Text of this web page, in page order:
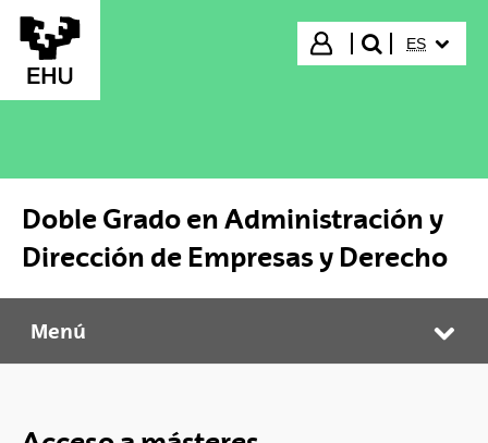
Saltar al contenido principal
Iniciar sesión
buscar"
ES
Doble Grado en Administración y
Dirección de Empresas y Derecho
Doble Grado en Administración y Dirección de Empresas y Derecho
Menú